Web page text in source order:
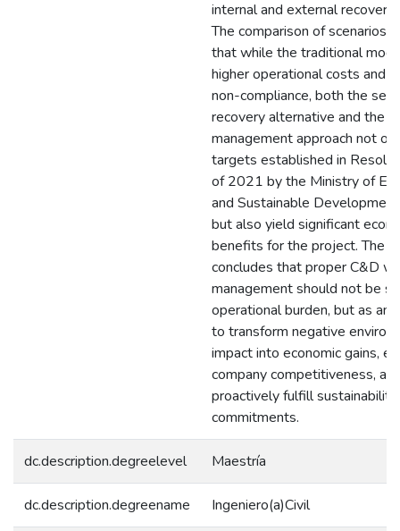
internal and external
The comparison of scenarios
that while the traditional
higher operational costs and
non-compliance, both the
recovery alternative and the
management approach not
targets established in
of 2021 by the Ministry of
and Sustainable
but also yield significant
benefits for the project. The
concludes that proper C&D
management should not be
operational burden, but as an
to transform negative
impact into economic gains,
company competitiveness,
proactively fulfill sustainability
commitments.
dc.description.degreelevel Maestría
dc.description.degreename Ingeniero(a)Civil